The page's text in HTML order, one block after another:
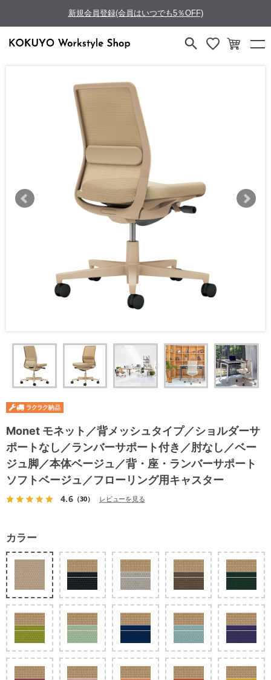
新規会員登録(会員はいつでも5％OFF)
Monet モネット／背メッシュタイプ／ショルダーサ
ポートなし／ランバーサポート付き／肘なし／ベー
ジュ脚／本体ベージュ／背・座・ランバーサポート
ソフトベージュ／フローリング用キャスター
4.6（30） レビューを見る
カラー